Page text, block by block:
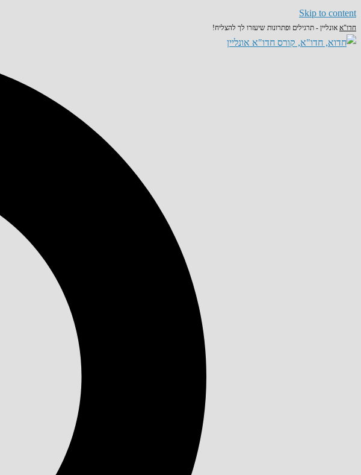
Skip to content
חדו"א אונליין - תרגילים ופתרונות שיעזרו לך להצליח!